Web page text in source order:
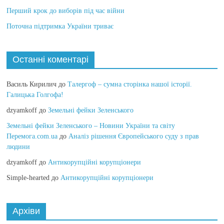
Перший крок до виборів під час війни
Поточна підтримка України триває
Останні коментарі
Василь Кирилич до Талергоф – сумна сторінка нашої історії.
Галицька Голгофа!
dzyamkoff доЗемельні фейки Зеленського
Земельні фейки Зеленського – Новини України та світу
Перемога.com.ua доАналіз рішення Європейського суду з прав
людини
dzyamkoff доАнтикорупційні корупціонери
Simple-hearted доАнтикорупційні корупціонери
Архіви